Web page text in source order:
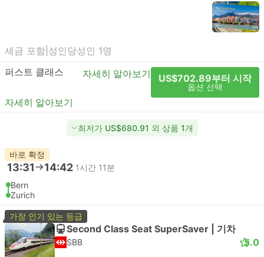
세금 포함 성인당성인 1명
퍼스트 클래스
자세히 알아보기 US$702.89부터 시작
옵션 선택
자세히 알아보기
최저가 US$680.91 외 상품 1개
바로 확정
13:31 14:42 1시간 11분
Bern
Zurich
가장 인기 있는 등급
Second Class Seat SuperSaver | 기차
SBB 5.0